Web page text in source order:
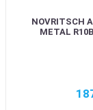
NOVRITSCH
METAL